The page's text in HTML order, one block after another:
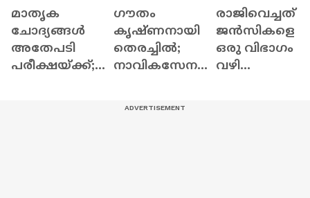
മാതൃക
ചോദ്യങ്ങൾ
അതേപടി
പരീക്ഷയ്ക്ക്;
ഗൗതം
കൃഷ്ണനായി
തെരച്ചിൽ;
നാവികസേനയു
രാജിവെച്ചത്
ജൻസികളെ
ഒരു വിഭാഗം
വഴി